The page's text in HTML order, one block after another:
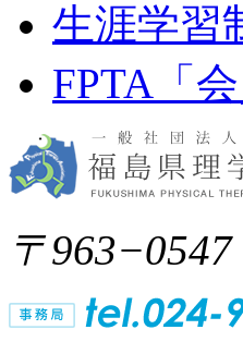
生涯学習
FPTA「
〒